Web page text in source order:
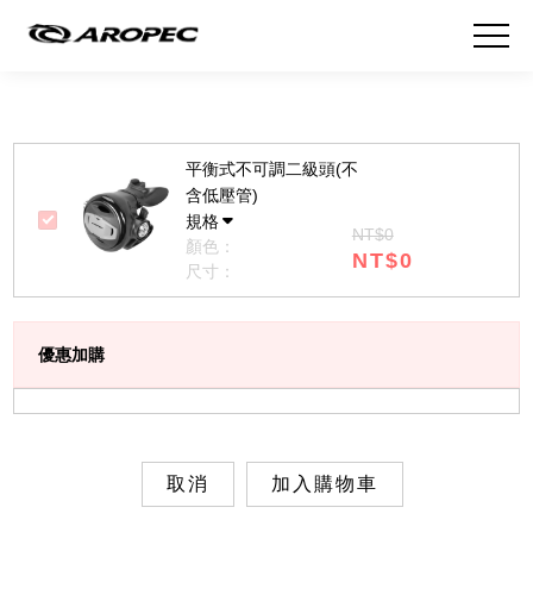
平衡式不可調二級頭(不
含低壓管)
規格
顏色：
尺寸：
NT$0
NT$0
優惠加購
取消 加入購物車